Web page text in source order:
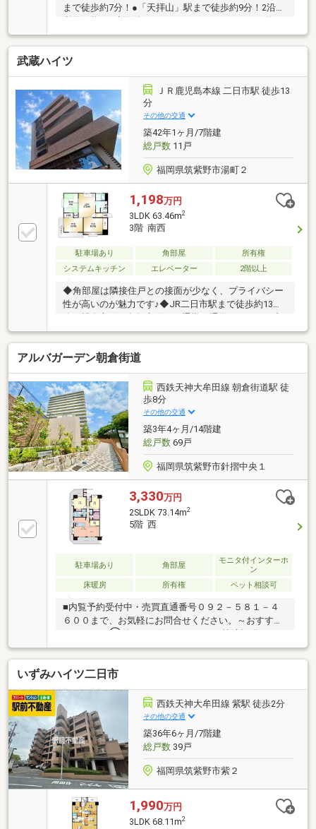
まで徒歩約7分！●「天拝山」駅まで徒歩約9分！2沿線
利用可能！●床面積82.17ｍ2！3ＬＤＫ！ＬＤＫは約19
帖！●8階建て5階部分の角部屋！眺望・通風ともに良
好！●南西向き！日当り良好！●約3.1帖のファミリー
クローゼットあり！●空室につきいつでも内覧可能！
武蔵ハイツ
ＪＲ鹿児島本線 二日市駅 徒歩13
分
その他の交通
築42年1ヶ月/7階建
総戸数11戸
福岡県筑紫野市湯町２
1,198万円
3LDK 63.46m2
3階 南西
駐車場あり 角部屋
所有権
システムキッチン
エレベーター 2階以上
◆角部屋は隣接住戸との接面が少なく、プライバシー
性が高いのが魅力です♪◆JR二日市駅まで徒歩約13
好です♪◆周辺は「二日市温泉」エリアで気軽に温泉
を楽しめます♪◆スーパーやドラッグストア、コンビ
ニ、ホームセンターなど日常生活に必要な施設が近隣
に揃っています♪◆天拝山や公園など自然に触れられ
るスポットも身近にあり人気のエリアです♪
アルバガーデン朝倉街道
西鉄天神大牟田線 朝倉街道駅 徒
歩8分
その他の交通
築3年4ヶ月/14階建
総戸数69戸
福岡県筑紫野市針摺中央１
3,330万円
2SLDK 73.14m2
5階 西
駐車場あり 角部屋
モニタ付インターホ
ン
床暖房
所有権 ペット相談可
■内覧予約受付中・売買直通番号０９２－５８１－４
６００まで、お気軽にお問合せください。～おすすめ
ニーは便利な水栓付き！リビングには床暖房付き。②
在宅ワークに最適な「専用書斎（２．６帖）」と豊富
な収納間取りは２ＬＤＫ＋２．６帖の書斎！ウォーク
インクローゼットをはじめ、各所に豊富な収納スペー
スを完備。③愛犬・愛猫と暮らせる大切な家族の一員
であるペットと一緒に、安心してお引越しいただけま
す。④Wアクセス可能の好立地西鉄「朝倉街道」駅と
ＪＲ「天拝山」駅が利用可能。⑤買い物施設がすぐ身
近に大型商業施設「ゆめタウン筑紫野」が徒歩圏内！
いずみハイツ二日市
西鉄天神大牟田線 紫駅 徒歩2分
その他の交通
築36年6ヶ月/7階建
総戸数39戸
福岡県筑紫野市紫２
1,990万円
3LDK 68.11m2